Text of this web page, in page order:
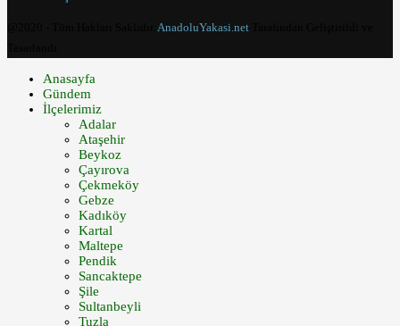
AnadoluYakasi.net
Anasayfa
Gündem
İlçelerimiz
Adalar
Ataşehir
Beykoz
Çayırova
Çekmeköy
Gebze
Kadıköy
Kartal
Maltepe
Pendik
Sancaktepe
Şile
Sultanbeyli
Tuzla